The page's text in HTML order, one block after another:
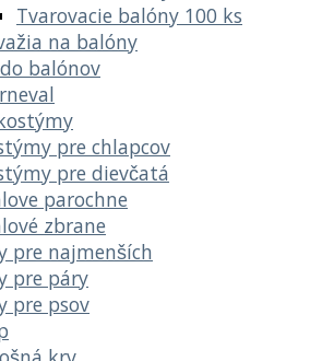
Tvarovacie balóny 100 ks
na balóny
balónov
pre chlapcov
pre dievčatá
parochne
zbrane
pre najmenších
pre páry
pre psov